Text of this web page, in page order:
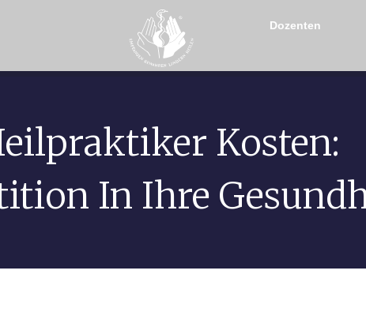
Dozenten
Kosten:
In Ihre